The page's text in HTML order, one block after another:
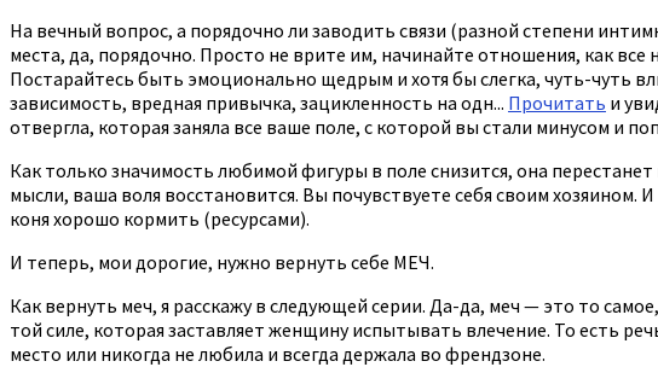
На вечный вопрос, а порядочно ли заводить связи (разной степени
места, да, порядочно. Просто не врите им, начинайте отношения, как
Постарайтесь быть эмоционально щедрым и хотя бы слегка, чуть-чуть
зависимость, вредная привычка, зацикленность на одн... Прочитать и
отвергла, которая заняла все ваше поле, с которой вы стали минусом и
Как только значимость любимой фигуры в поле снизится, она
мысли, ваша воля восстановится. Вы почувствуете себя своим
коня хорошо кормить (ресурсами).
И теперь, мои дорогие, нужно вернуть себе МЕЧ.
Как вернуть меч, я расскажу в следующей серии. Да-да, меч — это то
той силе, которая заставляет женщину испытывать влечение. То есть
место или никогда не любила и всегда держала во френдзоне.